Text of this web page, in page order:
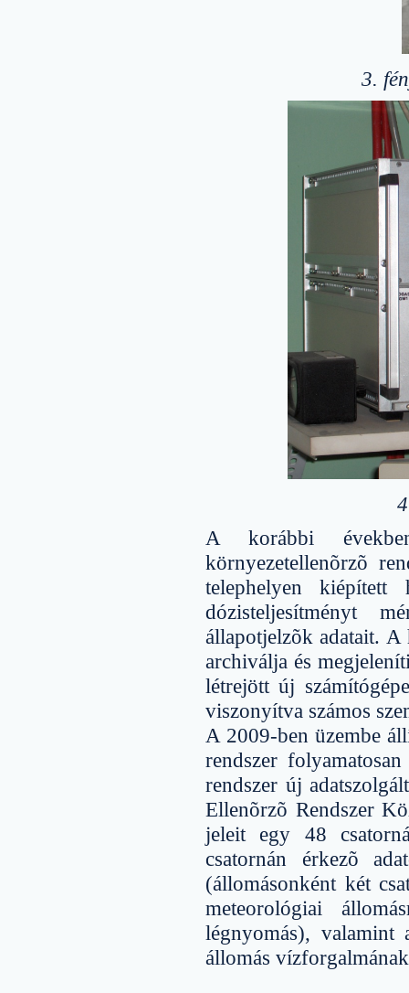
3.
A korábbi
környezetellenõrzõ
telephelyen kiépített
dózisteljesítményt
állapotjelzõk adatait. A
archiválja és
létrejött új
viszonyítva számos
A 2009-ben üzembe
rendszer
rendszer új
Ellenõrzõ Rendszer
jeleit egy 48
csatornán érkezõ
(állomásonként két
meteorológiai
légnyomás), valamint
állomás